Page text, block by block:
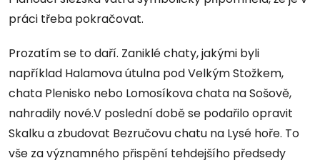
práci třeba pokračovat.
Prozatím se to daří. Zaniklé chaty, jakými byli
například Halamova útulna pod Velkým Stožkem,
chata Plenisko nebo Lomosíkova chata na Sošově,
nahradily nové.V poslední době se podařilo opravit
Skalku a zbudovat Bezručovu chatu na Lysé hoře. To
vše za významného přispění tehdejšího předsedy